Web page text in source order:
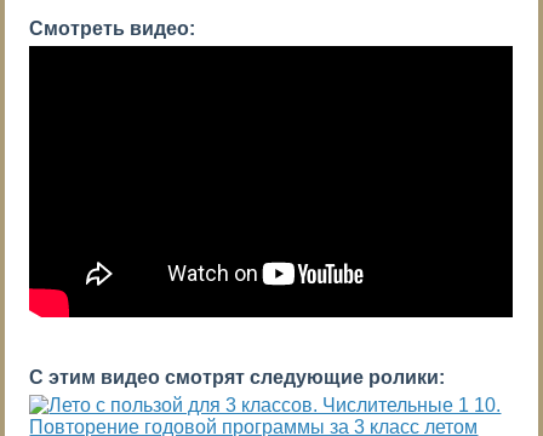
Смотреть видео:
С этим видео смотрят следующие ролики: